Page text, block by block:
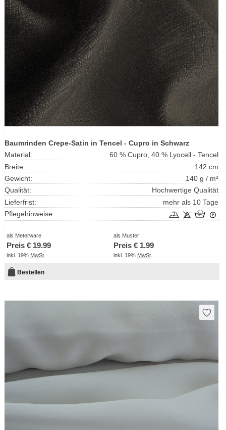
Baumrinden Crepe-Satin in Tencel - Cupro in Schwarz
Material:
60 % Cupro, 40 % Lyocell - Tencel
Breite:
142 cm
Gewicht:
140 g / m²
Qualität:
Hochwertige Qualität
Lieferfrist:
mehr als 10 Tage
Pflegehinweise:
als Meterware
Preis € 19.99
inkl. 19% MwSt
als Muster
Preis € 1.99
inkl. 19% MwSt
Bestellen